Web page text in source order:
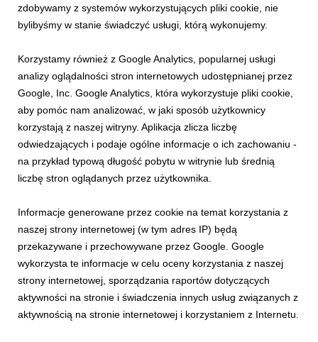
Skorzystaj z uroków Małopolski i odwiedź
Krynicę-Zdrój!
9 lipca 2026
Skorzystaj z uroków Małopolski! Odwiedź tego lata Krynicę-
Zdrój pełną górskich atrakcji i klimatu retro niezapomnianych
lat 30.
INFORMACJE PRASOWE
Lato w górach! Postawa na relaks i mnóstwo
zdobywamy z systemów wykorzystujących pliki cookie, nie
bylibyśmy w stanie świadczyć usługi, którą wykonujemy.
Korzystamy również z Google Analytics, popularnej usługi
analizy oglądalności stron internetowych udostępnianej przez
Google, Inc. Google Analytics, która wykorzystuje pliki cookie,
aby pomóc nam analizować, w jaki sposób użytkownicy
korzystają z naszej witryny. Aplikacja zlicza liczbę
odwiedzających i podaje ogólne informacje o ich zachowaniu -
na przykład typową długość pobytu w witrynie lub średnią
liczbę stron oglądanych przez użytkownika.
Informacje generowane przez cookie na temat korzystania z
naszej strony internetowej (w tym adres IP) będą
przekazywane i przechowywane przez Google. Google
wykorzysta te informacje w celu oceny korzystania z naszej
strony internetowej, sporządzania raportów dotyczących
aktywności na stronie i świadczenia innych usług związanych z
aktywnością na stronie internetowej i korzystaniem z Internetu.